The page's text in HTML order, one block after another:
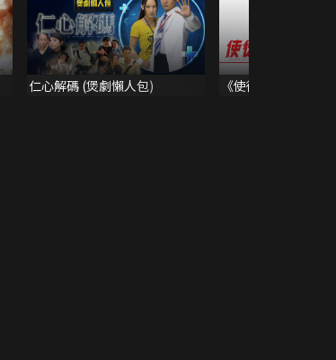
仁心解碼 (煲劇懶人包)
《使徒行者3》鄭淑